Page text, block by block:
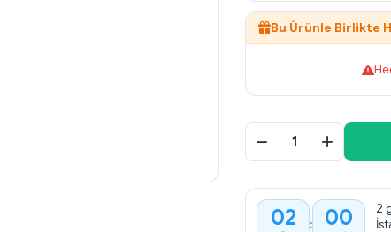
Bu Ürünle Birlikte
02 : 00
2